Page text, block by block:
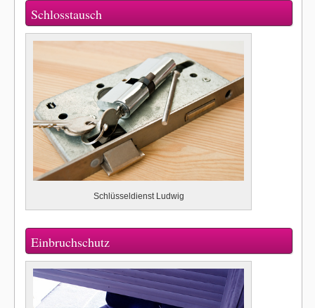
Schlosstausch
Schlüsseldienst Ludwig
Einbruchschutz